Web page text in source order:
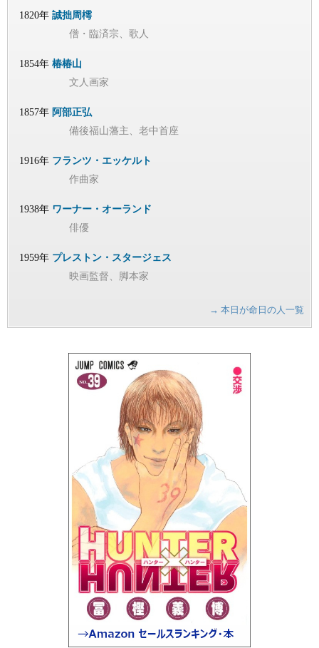
1820年 誠拙周樗
僧・臨済宗、歌人
1854年 椿椿山
文人画家
1857年 阿部正弘
備後福山藩主、老中首座
1916年 フランツ・エッケルト
作曲家
1938年 ワーナー・オーランド
俳優
1959年 プレストン・スタージェス
映画監督、脚本家
→ 本日が命日の人一覧